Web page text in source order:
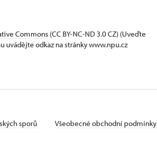
Commons (CC BY-NC-ND 3.0 CZ) (Uveďte
uvádějte odkaz na stránky www.npu.cz
sporů Všeobecné obchodní podmínky